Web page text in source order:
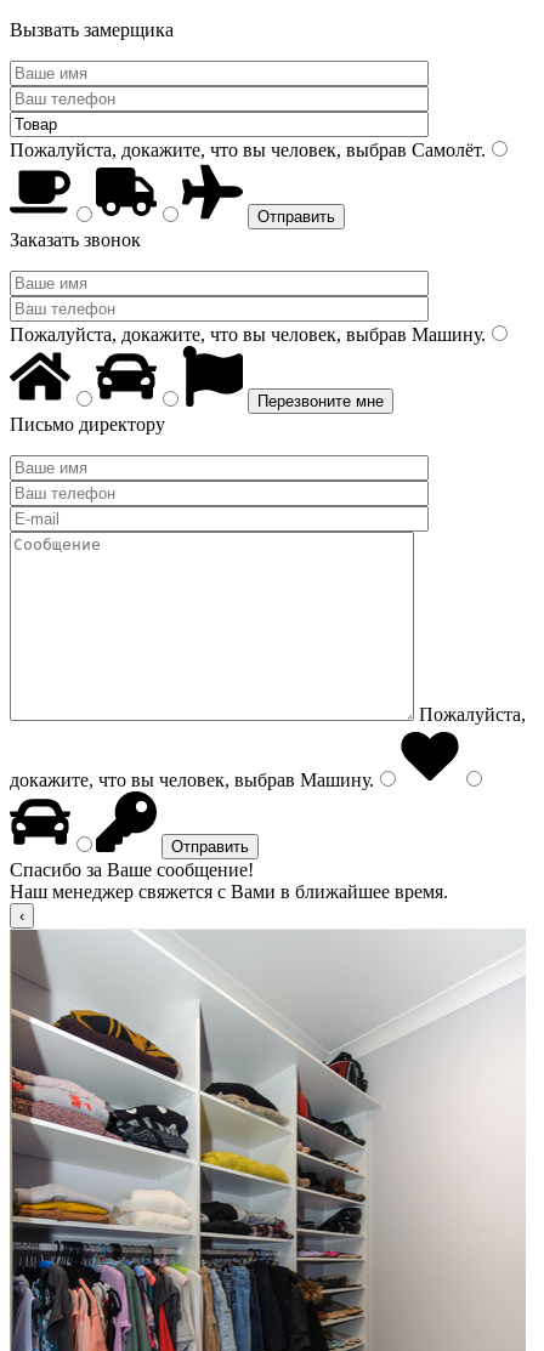
Вызвать замерщика
Пожалуйста, докажите, что вы человек, выбрав Самолёт.
Заказать звонок
Пожалуйста, докажите, что вы человек, выбрав Машину.
Письмо директору
Пожалуйста,
докажите, что вы человек, выбрав Машину.
Спасибо за Ваше сообщение!
Наш менеджер свяжется с Вами в ближайшее время.